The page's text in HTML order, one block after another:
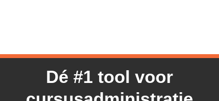
Dé #1 tool voor